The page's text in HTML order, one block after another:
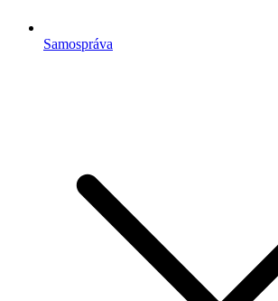
Samospráva